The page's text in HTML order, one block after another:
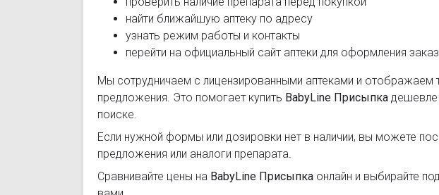
найти ближайшую аптеку по адресу
узнать режим работы и контакты
перейти на официальный сайт аптеки для оформления
Мы сотрудничаем с лицензированными аптеками и отображаем
предложения. Это помогает купить BabyLine Присыпка дешевле
поиске.
Если нужной формы или дозировки нет в наличии, вы можете
предложения или аналоги препарата.
Сравнивайте цены на BabyLine Присыпка онлайн и выбирайте